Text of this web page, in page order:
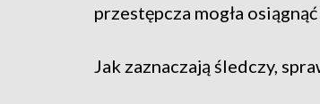
przestępcza mogła
Jak zaznaczają śledczy,